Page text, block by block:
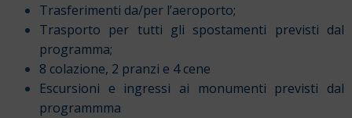
Trasferimenti da/per l’aeroporto;
Trasporto per tutti gli spostamenti previsti dal
programma;
8 colazione, 2 pranzi e 4 cene
Escursioni e ingressi ai monumenti previsti dal
programmma